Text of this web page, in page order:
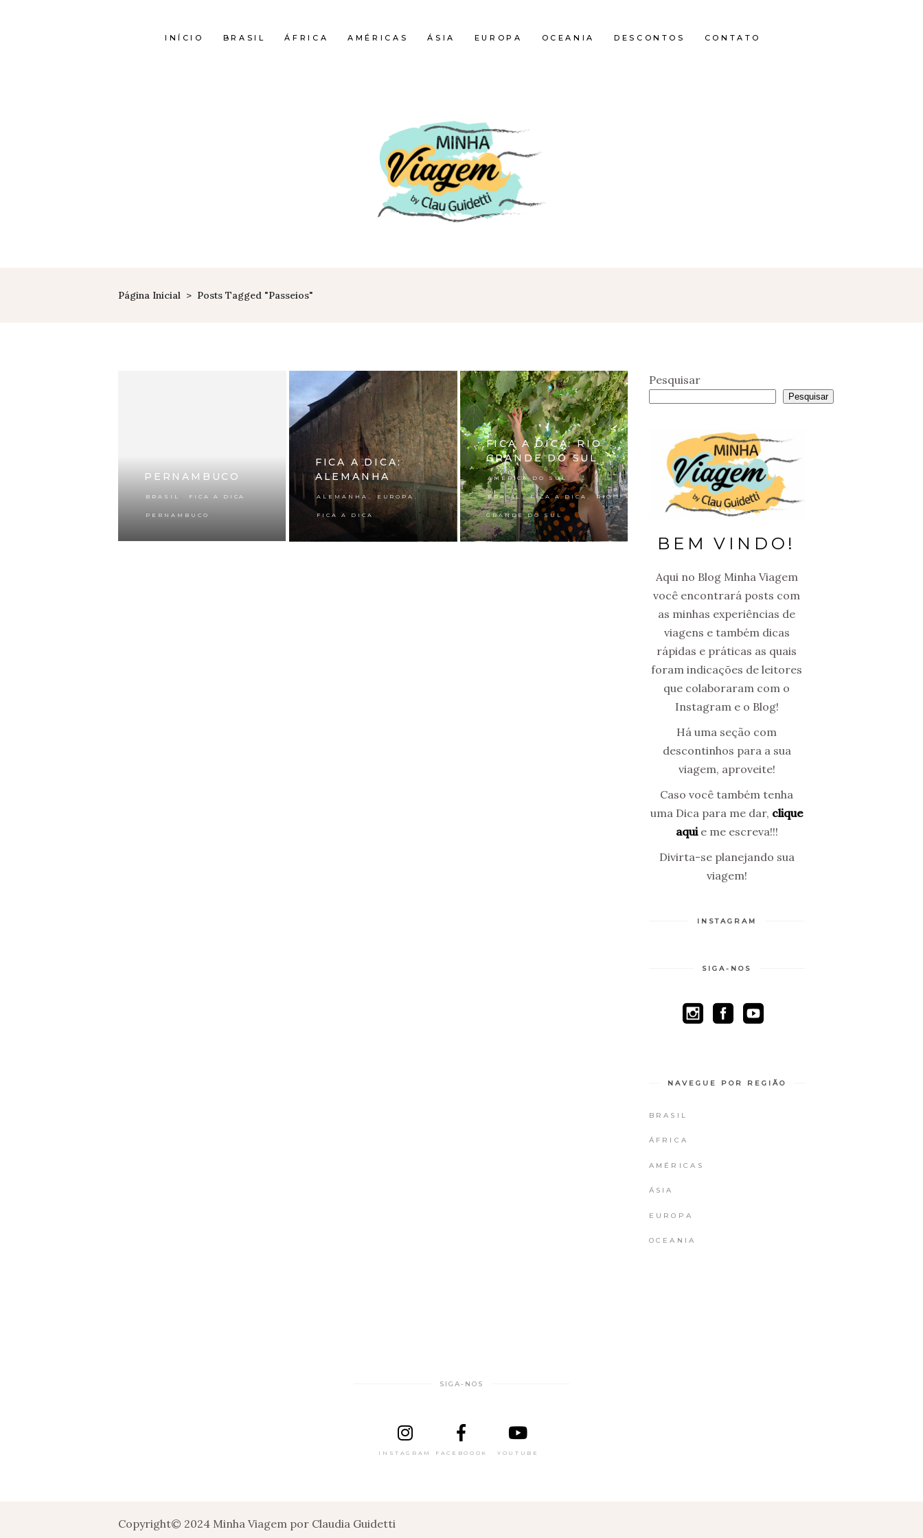
INÍCIO BRASIL ÁFRICA AMÉRICAS ÁSIA EUROPA OCEANIA DESCONTOS CONTATO
Página Inicial > Posts Tagged "passeios"
PERNAMBUCO
BRASIL FICA A DICA
PERNAMBUCO
FICA A DICA:
ALEMANHA
ALEMANHA , EUROPA
FICA A DICA
FICA A DICA: RIO
GRANDE DO SUL
AMÉRICA DO SUL ,
BRASIL, FICA A DICA , RIO
GRANDE DO SUL
Pesquisar
Pesquisar
BEM VINDO!
Aqui no Blog Minha Viagem
você encontrará posts com
as minhas experiências de
viagens e também dicas
rápidas e práticas as quais
foram indicações de leitores
que colaboraram com o
Instagram e o Blog!
Há uma seção com
descontinhos para a sua
viagem, aproveite!
Caso você também tenha
uma Dica para me dar, clique
aquie me escreva!!!
Divirta-se planejando sua
viagem!
INSTAGRAM
SIGA-NOS
NAVEGUE POR REGIÃO
BRASIL
ÁFRICA
AMÉRICAS
ÁSIA
EUROPA
OCEANIA
SIGA-NOS
INSTAGRAM FACEBOOOK YOUTUBE
Copyright© 2024 Minha Viagem por Claudia Guidetti